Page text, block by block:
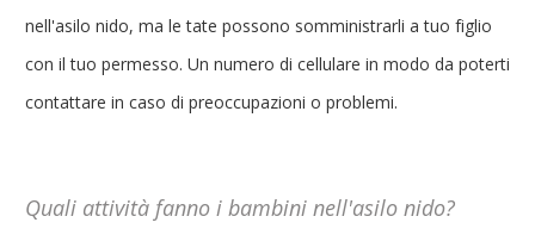
nell'asilo nido, ma le tate possono somministrarli a tuo figlio
con il tuo permesso. Un numero di cellulare in modo da poterti
contattare in caso di preoccupazioni o problemi.
Quali attività fanno i bambini nell'asilo nido?